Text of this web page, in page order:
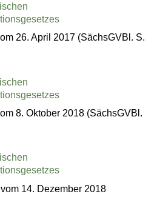
26. April 2017 (SächsGVBl. S.
8. Oktober 2018 (SächsGVBl.
14. Dezember 2018